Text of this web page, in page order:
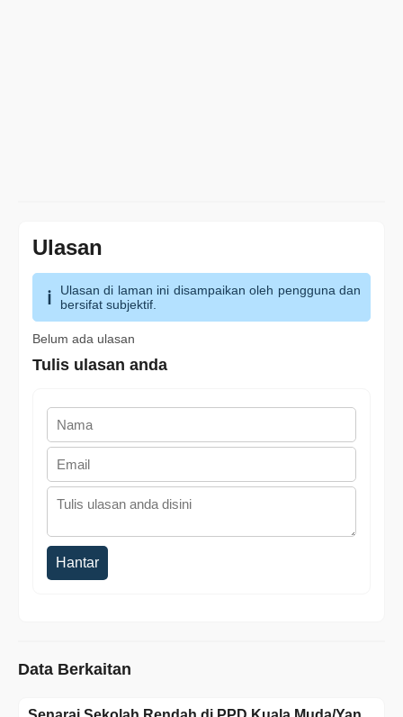
Ulasan
Ulasan di laman ini disampaikan oleh pengguna dan
bersifat subjektif.
Belum ada ulasan
Tulis ulasan anda
Hantar
Data Berkaitan